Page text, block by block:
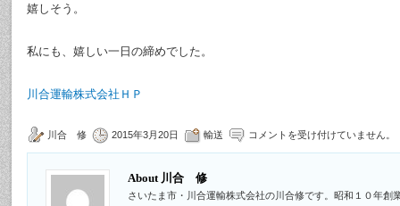
嬉しそう。
私にも、嬉しい一日の締めでした。
川合運輸株式会社ＨＰ
川合 修 2015年3月20日 輸送 コメントを受け付けていません。
About 川合 修
さいたま市・川合運輸株式会社の川合修です。昭和１０年創